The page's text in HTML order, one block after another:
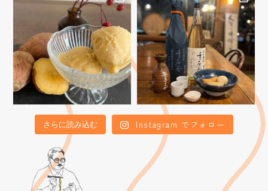
さらに読み込む Instagram でフォロー